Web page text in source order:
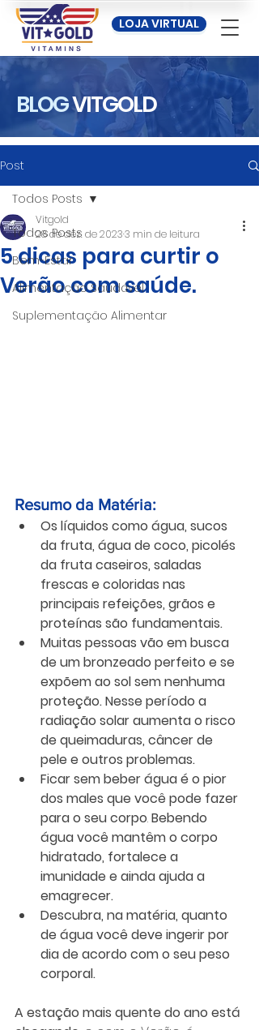
LOJA VIRTUAL
BLOGVITGOLD
Post
Todos Posts
Bem-Estar
Alimentação Saudável
Suplementação Alimentar
Todos Posts
5 dicas para curtir o
Verão com saúde.
Vitgold
28 de dez. de 20233 min de leitura
Resumo da Matéria:
Os líquidos como água, sucos
da fruta, água de coco, picolés
da fruta caseiros, saladas
frescas e coloridas nas
principais refeições, grãos e
proteínas são fundamentais.
Muitas pessoas vão em busca
de um bronzeado perfeito e se
expõem ao sol sem nenhuma
proteção. Nesse período a
radiação solar aumenta o risco
de queimaduras, câncer de
pele e outros problemas.
Ficar sem beber água é o pior
dos males que você pode fazer
para o seu corpo. Bebendo
água você mantêm o corpo
hidratado, fortalece a
imunidade e ainda ajuda a
emagrecer.
Descubra, na matéria, quanto
de água você deve ingerir por
dia de acordo com o seu peso
corporal.
A estação mais quente do ano está